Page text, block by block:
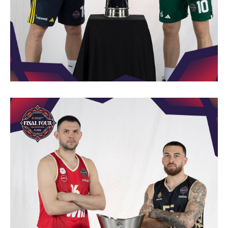
Πόρτο Μπενφίκα